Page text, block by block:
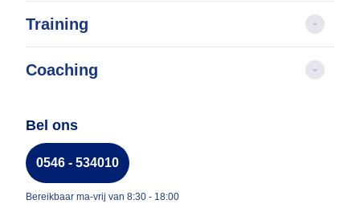
Training
Coaching
Bel ons
0546 - 534010
Bereikbaar ma-vrij van 8:30 - 18:00